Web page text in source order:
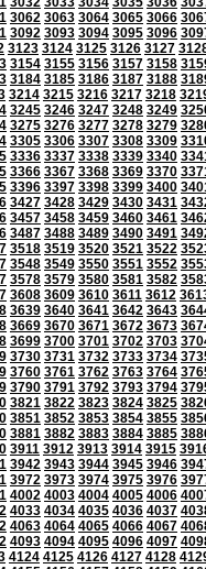
3062 3063 3064 3065 3066
3092 3093 3094 3095 3096
3123 3124 3125 3126 3127
3154 3155 3156 3157 3158
3184 3185 3186 3187 3188
3214 3215 3216 3217 3218
3245 3246 3247 3248 3249
3275 3276 3277 3278 3279
3305 3306 3307 3308 3309
3336 3337 3338 3339 3340
3366 3367 3368 3369 3370
3396 3397 3398 3399 3400
3427 3428 3429 3430 3431
3457 3458 3459 3460 3461
3487 3488 3489 3490 3491
3518 3519 3520 3521 3522
3548 3549 3550 3551 3552
3578 3579 3580 3581 3582
3608 3609 3610 3611 3612
3639 3640 3641 3642 3643
3669 3670 3671 3672 3673
3699 3700 3701 3702 3703
3730 3731 3732 3733 3734
3760 3761 3762 3763 3764
3790 3791 3792 3793 3794
3821 3822 3823 3824 3825
3851 3852 3853 3854 3855
3881 3882 3883 3884 3885
3911 3912 3913 3914 3915
3942 3943 3944 3945 3946
3972 3973 3974 3975 3976
4002 4003 4004 4005 4006
4033 4034 4035 4036 4037
4063 4064 4065 4066 4067
4093 4094 4095 4096 4097
4124 4125 4126 4127 4128